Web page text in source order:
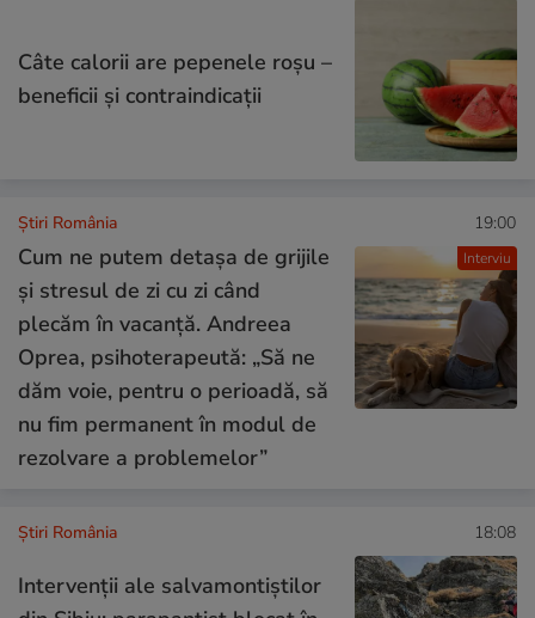
Câte calorii are pepenele roșu –
beneficii și contraindicații
Interviu
Știri România 19:00
Cum ne putem detașa de grijile
și stresul de zi cu zi când
plecăm în vacanță. Andreea
Oprea, psihoterapeută: „Să ne
dăm voie, pentru o perioadă, să
nu fim permanent în modul de
rezolvare a problemelor”
Știri România 18:08
Intervenții ale salvamontiștilor